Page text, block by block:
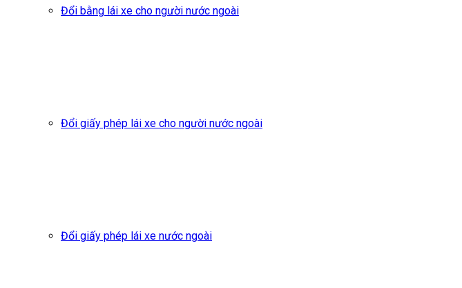
Đổi bằng lái xe cho người nước ngoài
Đổi giấy phép lái xe cho người nước ngoài
Đổi giấy phép lái xe nước ngoài